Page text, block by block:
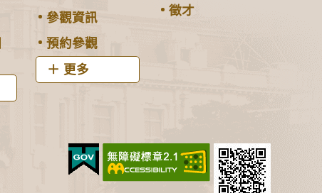
參觀資訊
預約參觀
更多
徵才